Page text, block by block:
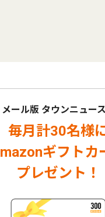
メール版 タウンニュー
毎月計30名様
ギフトカ
プレゼント！